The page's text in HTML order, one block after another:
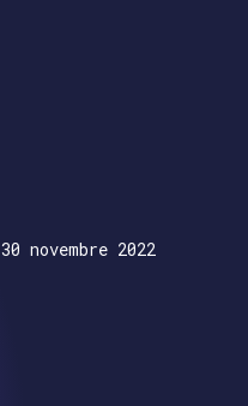
30 novembre 2022